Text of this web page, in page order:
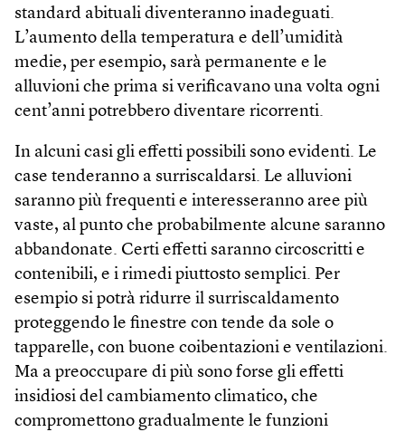
standard abituali diventeranno inadeguati.
L’aumento della temperatura e dell’umidità
medie, per esempio, sarà permanente e le
alluvioni che prima si verificavano una volta ogni
cent’anni potrebbero diventare ricorrenti.
In alcuni casi gli effetti possibili sono evidenti. Le
case tenderanno a surriscaldarsi. Le alluvioni
saranno più frequenti e interesseranno aree più
vaste, al punto che probabilmente alcune saranno
abbandonate. Certi effetti saranno circoscritti e
contenibili, e i rimedi piuttosto semplici. Per
esempio si potrà ridurre il surriscaldamento
proteggendo le finestre con tende da sole o
tapparelle, con buone coibentazioni e ventilazioni.
Ma a preoccupare di più sono forse gli effetti
insidiosi del cambiamento climatico, che
compromettono gradualmente le funzioni